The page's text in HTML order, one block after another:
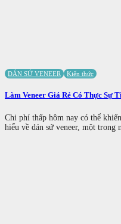
DÁN SỨ VENEER Kiến thức
Làm Veneer Giá Rẻ Có Thực Sự
Chi phí thấp hôm nay có thể
hiểu về dán sứ veneer, một trong